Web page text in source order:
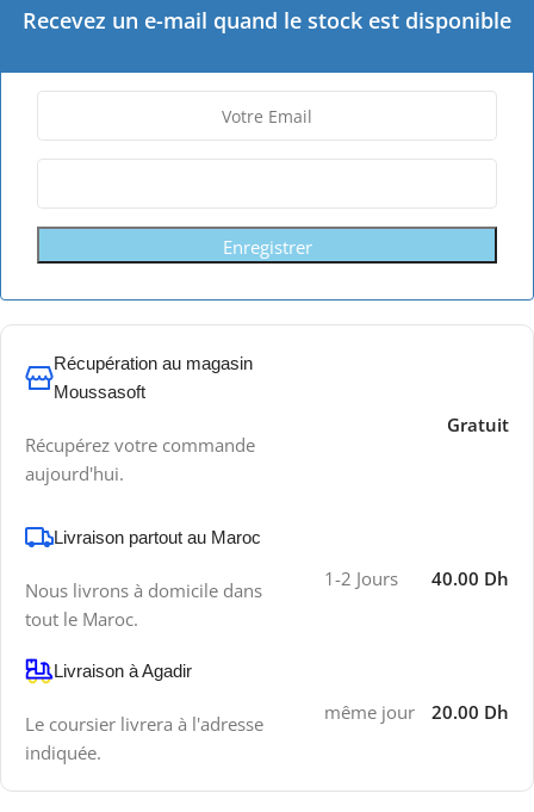
Recevez un e-mail quand le stock est disponible
Enregistrer
Récupération au magasin
Moussasoft
Récupérez votre commande
aujourd'hui.
Gratuit
Livraison partout au Maroc
Nous livrons à domicile dans
tout le Maroc.
1-2 Jours 40.00 Dh
Livraison à Agadir
Le coursier livrera à l'adresse
indiquée.
même jour 20.00 Dh